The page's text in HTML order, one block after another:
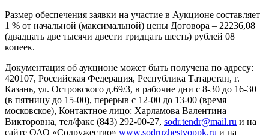
Размер обеспечения заявки на участие в Аукционе составляет
1 % от начальной (максимальной) цены Договора – 22236,08
(двадцать две тысячи двести тридцать шесть) рублей 08
копеек.
Документация об аукционе может быть получена по адресу:
420107, Российская Федерация, Республика Татарстан, г.
Казань, ул. Островского д.69/3, в рабочие дни с 8-30 до 16-30
(в пятницу до 15-00), перерыв с 12-00 до 13-00 (время
московское), Контактное лицо: Харламова Валентина
Викторовна, тел/факс (843) 292-00-27, sodr.tendr@mail.ru и на
сайте ОАО «Содружество» www.sodruzhestvoppk.ru и на